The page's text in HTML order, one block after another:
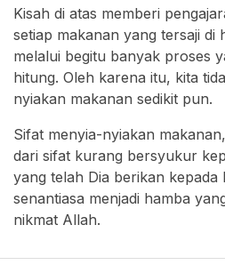
Kisah di atas memberi
setiap makanan yang tersaji di
melalui begitu banyak proses
hitung. Oleh karena itu, kita
nyiakan makanan sedikit pun.
Sifat menyia-nyiakan
dari sifat kurang bersyukur
yang telah Dia berikan kepada
senantiasa menjadi hamba
nikmat Allah.